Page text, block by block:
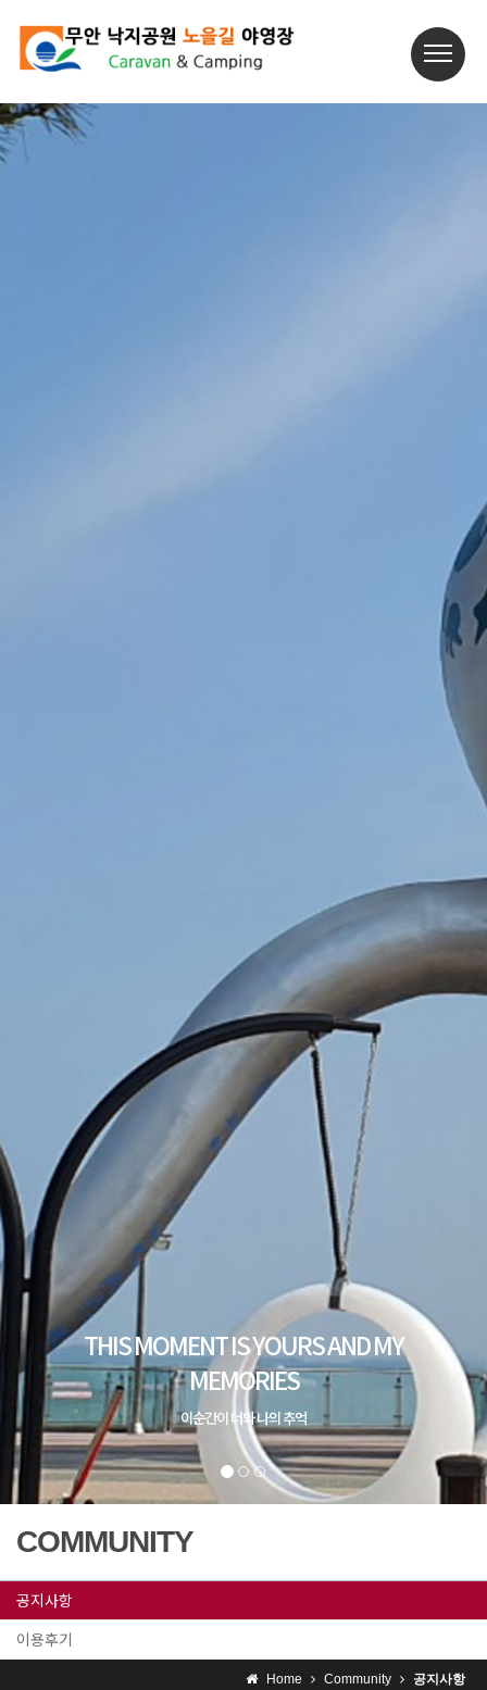
COMMUNITY
공지사항
이용후기
Home Community 공지사항